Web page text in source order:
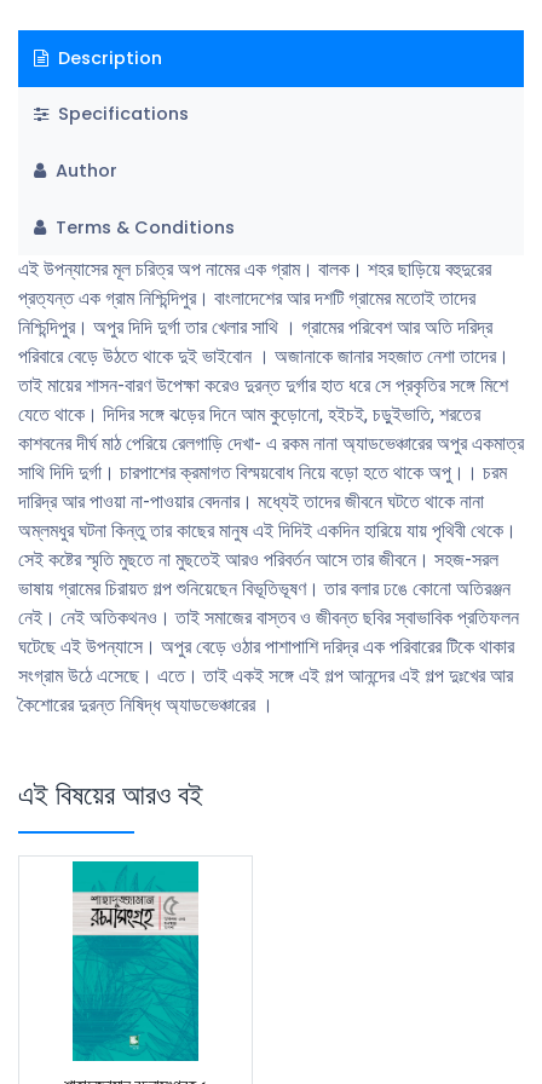
Description
Specifications
Author
Terms & Conditions
এই উপন্যাসের মূল চরিত্র অপ নামের এক গ্রাম। বালক। শহর ছাড়িয়ে বহুদুরের
প্রত্যন্ত এক গ্রাম নিশ্চিন্দিপুর। বাংলাদেশের আর দশটি গ্রামের মতােই তাদের
নিশ্চিন্দিপুর। অপুর দিদি দুর্গা তার খেলার সাথি । গ্রামের পরিবেশ আর অতি দরিদ্র
পরিবারে বেড়ে উঠতে থাকে দুই ভাইবােন । অজানাকে জানার সহজাত নেশা তাদের।
তাই মায়ের শাসন-বারণ উপেক্ষা করেও দুরন্ত দুর্গার হাত ধরে সে প্রকৃতির সঙ্গে মিশে
যেতে থাকে। দিদির সঙ্গে ঝড়ের দিনে আম কুড়ােনাে, হইচই, চড়ুইভাতি, শরতের
কাশবনের দীর্ঘ মাঠ পেরিয়ে রেলগাড়ি দেখা- এ রকম নানা অ্যাডভেঞ্চারের অপুর একমাত্র
সাথি দিদি দুর্গা। চারপাশের ক্রমাগত বিস্ময়বােধ নিয়ে বড়াে হতে থাকে অপু।। চরম
দারিদ্র আর পাওয়া না-পাওয়ার বেদনার। মধ্যেই তাদের জীবনে ঘটতে থাকে নানা
অম্লমধুর ঘটনা কিন্তু তার কাছের মানুষ এই দিদিই একদিন হারিয়ে যায় পৃথিবী থেকে।
সেই কষ্টের স্মৃতি মুছতে না মুছতেই আরও পরিবর্তন আসে তার জীবনে। সহজ-সরল
ভাষায় গ্রামের চিরায়ত গল্প শুনিয়েছেন বিভূতিভূষণ। তার বলার ঢঙে কোনাে অতিরঞ্জন
নেই। নেই অতিকথনও। তাই সমাজের বাস্তব ও জীবন্ত ছবির স্বাভাবিক প্রতিফলন
ঘটেছে এই উপন্যাসে। অপুর বেড়ে ওঠার পাশাপাশি দরিদ্র এক পরিবারের টিকে থাকার
সংগ্রাম উঠে এসেছে। এতে। তাই একই সঙ্গে এই গল্প আনন্দের এই গল্প দুঃখের আর
কৈশােরের দুরন্ত নিষিদ্ধ অ্যাডভেঞ্চারের ।
এই বিষয়ের আরও বই